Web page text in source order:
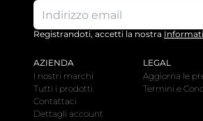
590,00 €.
499,99 €.
Registrandoti, accetti la nostra
AZIENDA
I nostri marchi
Tutti i prodotti
Contattaci
Dettagli account
LEGAL
Aggiorna le
Termini e